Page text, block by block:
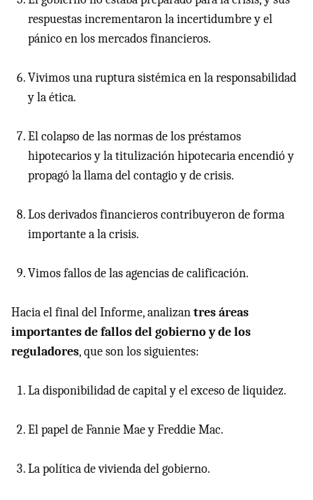
respuestas incrementaron la incertidumbre y el
pánico en los mercados financieros.
Vivimos una ruptura sistémica en la responsabilidad
y la ética.
El colapso de las normas de los préstamos
hipotecarios y la titulización hipotecaria encendió y
propagó la llama del contagio y de crisis.
Los derivados financieros contribuyeron de forma
importante a la crisis.
Vimos fallos de las agencias de calificación.
Hacia el final del Informe, analizantres áreas
importantes de fallos del gobierno y de los
reguladores, que son los siguientes:
La disponibilidad de capital y el exceso de liquidez.
El papel de Fannie Mae y Freddie Mac.
La política de vivienda del gobierno.